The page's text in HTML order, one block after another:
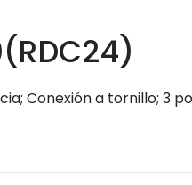
Conexión a tornillo; 3